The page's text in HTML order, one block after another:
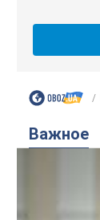
Важное